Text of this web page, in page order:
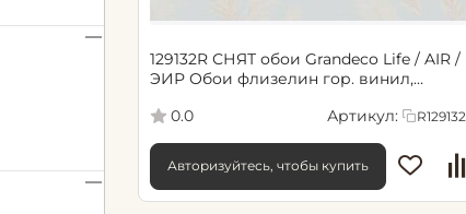
129132R СНЯТ обои Grandeco Life / AIR /
ЭИР Обои флизелин гор. винил,
0.0
Артикул: R129132
Авторизуйтесь, чтобы купить